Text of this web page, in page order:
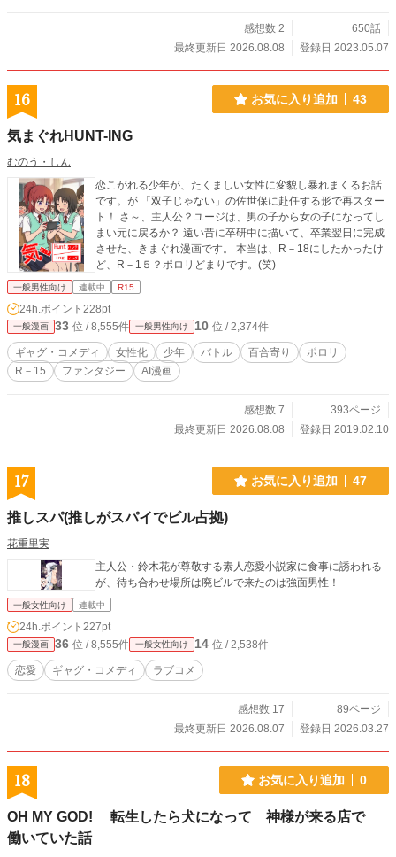
感想数 2
650話
最終更新日 2026.08.08
登録日 2023.05.07
16 お気に入り追加 43
気まぐれHUNT-ING
むのう・しん
恋こがれる少年が、たくましい女性に変貌し暴れまくるお話
です。が 「双子じゃない」の佐世保に赴任する形で再スター
ト！ さ～、主人公？ユージは、男の子から女の子になってし
まい元に戻るか？ 遠い昔に卒研中に描いて、卒業翌日に完成
させた、きまぐれ漫画です。 本当は、R－18にしたかったけ
ど、R－1５？ポロリどまりです。(笑)
一般男性向け 連載中 R15
24h.ポイント 228pt
一般漫画 33 位 / 8,555件 一般男性向け 10 位 / 2,374件
ギャグ・コメディ 女性化 少年 バトル 百合寄り
ポロリ
R－15
ファンタジー AI漫画
感想数 7
393ページ
最終更新日 2026.08.08
登録日 2019.02.10
17 お気に入り追加 47
推しスパ(推しがスパイでビル占拠)
花重里実
主人公・鈴木花が尊敬する素人恋愛小説家に食事に誘われる
が、待ち合わせ場所は廃ビルで来たのは強面男性！
一般女性向け 連載中
24h.ポイント 227pt
一般漫画 36 位 / 8,555件 一般女性向け 14 位 / 2,538件
恋愛 ギャグ・コメディ ラブコメ
感想数 17
89ページ
最終更新日 2026.08.07
登録日 2026.03.27
18 お気に入り追加 0
OH MY GOD! 転生したら犬になって 神様が来る店で
働いていた話